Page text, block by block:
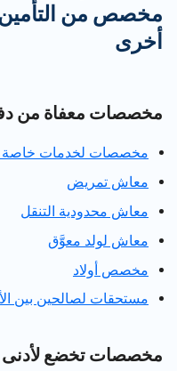
مخصص من التأمين
أخرى
مخصصات معفاة من
مخصصات لخدمات خاصة
معاش تمريض
معاش محدودية التنقل
معاش لولد معوَّق
مخصص أولاد
مستحقات لصالحين بين
مخصصات تخضع لأدنى